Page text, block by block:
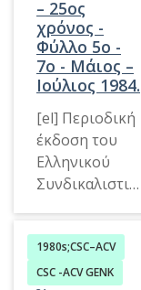
ωστόσο, από
τα διαθέσιμα
τεύχη
προκύπτει
ακανόνιστη ή
μεταβαλλόμεν
η συχνότητα
έκδοσης. Η
αντανακλά τη
θεσμική
εκδότη κατά
– 25ος
χρόνος -
Φύλλο 5o -
7ο - Μάιος –
Ιούλιος 1984.
[el] Περιοδική
έκδοση του
Ελληνικού
Συνδικαλιστικ
Βελγίου. Στην
ταυτότητα του
1980s;CSC–ACV
CSC -ACV GENK